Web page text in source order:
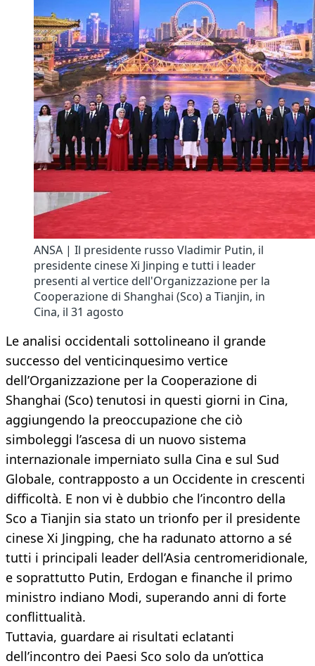
ANSA | Il presidente russo Vladimir Putin, il
presidente cinese Xi Jinping e tutti i leader
presenti al vertice dell'Organizzazione per la
Cooperazione di Shanghai (Sco) a Tianjin, in
Cina, il 31 agosto
Le analisi occidentali sottolineano il grande
successo del venticinquesimo vertice
dell’Organizzazione per la Cooperazione di
Shanghai (Sco) tenutosi in questi giorni in Cina,
aggiungendo la preoccupazione che ciò
simboleggi l’ascesa di un nuovo sistema
internazionale imperniato sulla Cina e sul Sud
Globale, contrapposto a un Occidente in crescenti
difficoltà. E non vi è dubbio che l’incontro della
Sco a Tianjin sia stato un trionfo per il presidente
cinese Xi Jingping, che ha radunato attorno a sé
tutti i principali leader dell’Asia centromeridionale,
e soprattutto Putin, Erdogan e finanche il primo
ministro indiano Modi, superando anni di forte
conflittualità.
Tuttavia, guardare ai risultati eclatanti
dell’incontro dei Paesi Sco solo da un’ottica